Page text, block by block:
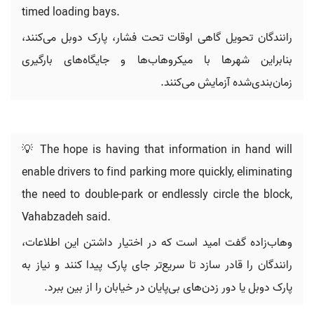
timed loading bays.
رانندگان تحویل گاهی اوقات تحت فشار، پارک دوبل می‌کنند،
بنابراین شهرها با میکروهاب‌ها و جایگاه‌های بارگیری
زمان‌بندی‌شده آزمایش می‌کنند.
💡 The hope is having that information in hand will
enable drivers to find parking more quickly, eliminating
the need to double-park or endlessly circle the block,
Vahabzadeh said.
وهاب‌زاده گفت امید است که در اختیار داشتن این اطلاعات،
رانندگان را قادر سازد تا سریع‌تر جای پارک پیدا کنند و نیاز به
پارک دوبل یا دور زدن‌های بی‌پایان در خیابان را از بین ببرد.